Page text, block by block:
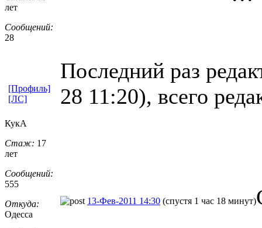
лет
Сообщений:
28
Последний раз
28 11:20), всего
[Профиль]
[ЛС]
КукА
Стаж: 17
лет
Сообщений:
555
Откуда:
Одесса
13-Фев-2011 14:30 (спустя 1 час 18 минут)